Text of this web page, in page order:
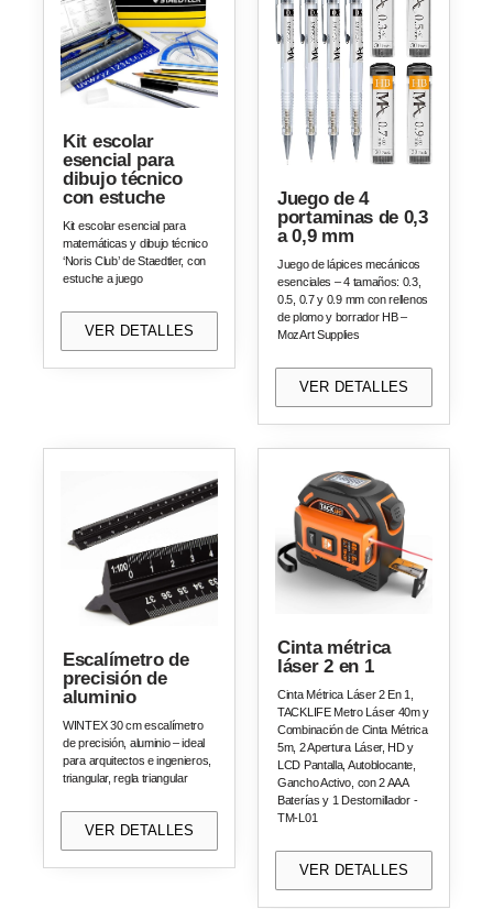
Kit escolar
esencial para
dibujo técnico
con estuche
Kit escolar esencial para
matemáticas y dibujo técnico
‘Noris Club’ de Staedtler, con
estuche a juego
VER DETALLES
Juego de 4
portaminas de 0,3
a 0,9 mm
Juego de lápices mecánicos
esenciales – 4 tamaños: 0.3,
0.5, 0.7 y 0.9 mm con rellenos
de plomo y borrador HB –
MozArt Supplies
VER DETALLES
Escalímetro de
precisión de
aluminio
WINTEX 30 cm escalímetro
de precisión, aluminio – ideal
para arquitectos e ingenieros,
triangular, regla triangular
VER DETALLES
Cinta métrica
láser 2 en 1
Cinta Métrica Láser 2 En 1,
TACKLIFE Metro Láser 40m y
Combinación de Cinta Métrica
5m, 2 Apertura Láser, HD y
LCD Pantalla, Autoblocante,
Gancho Activo, con 2 AAA
Baterías y 1 Destornillador -
TM-L01
VER DETALLES